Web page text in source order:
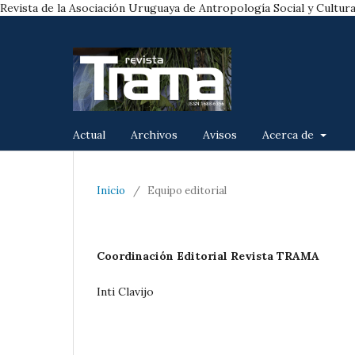
Revista de la Asociación Uruguaya de Antropología Social y
Actual Archivos Avisos Acerca de
Inicio / Equipo editorial
Coordinación Editorial Revista TRAMA
Inti Clavijo